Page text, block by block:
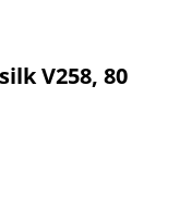
V258, 80